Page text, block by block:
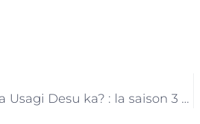
Gochuumon wa Usagi Desu ka? : la saison 3 annoncée !